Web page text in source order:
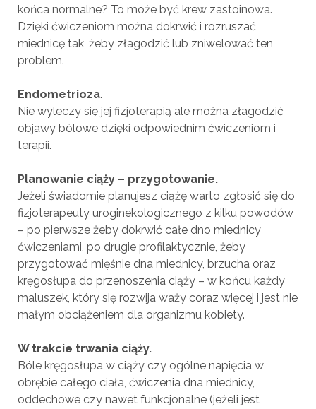
końca normalne? To może być krew zastoinowa.
Dzięki ćwiczeniom można dokrwić i rozruszać
miednicę tak, żeby złagodzić lub zniwelować ten
problem.
Endometrioza.
Nie wyleczy się jej fizjoterapią ale można złagodzić
objawy bólowe dzięki odpowiednim ćwiczeniom i
terapii.
Planowanie ciąży – przygotowanie.
Jeżeli świadomie planujesz ciążę warto zgłosić się do
fizjoterapeuty uroginekologicznego z kilku powodów
– po pierwsze żeby dokrwić całe dno miednicy
ćwiczeniami, po drugie profilaktycznie, żeby
przygotować mięśnie dna miednicy, brzucha oraz
kręgosłupa do przenoszenia ciąży – w końcu każdy
maluszek, który się rozwija waży coraz więcej i jest nie
małym obciążeniem dla organizmu kobiety.
W trakcie trwania ciąży.
Bóle kręgosłupa w ciąży czy ogólne napięcia w
obrębie całego ciała, ćwiczenia dna miednicy,
oddechowe czy nawet funkcjonalne (jeżeli jest